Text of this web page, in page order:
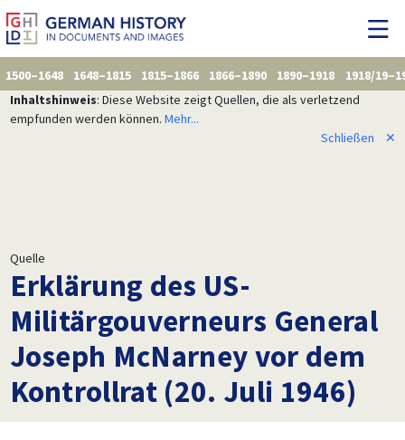
1500–1648 1648–1815 1815–1866 1866–1890 1890–1918
1918/
Inhaltshinweis: Diese Website zeigt Quellen, die als verletzend
empfunden werden können. Mehr...
Schließen
✕
Quelle
Erklärung des US-
Militärgouverneurs General
Joseph McNarney vor dem
Kontrollrat (20. Juli 1946)